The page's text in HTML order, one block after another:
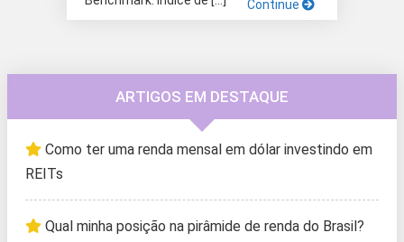
Continue
ARTIGOS EM DESTAQUE
Como ter uma renda mensal em dólar investindo em
REITs
Qual minha posição na pirâmide de renda do Brasil?